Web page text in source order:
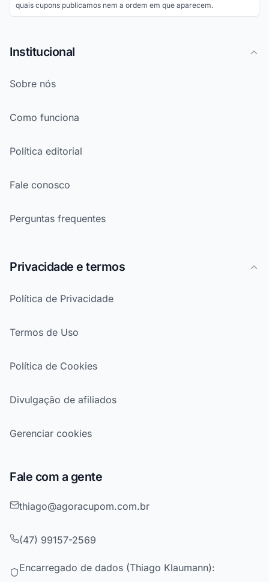
quais cupons publicamos nem a ordem em que aparecem.
Institucional
Sobre nós
Como funciona
Política editorial
Fale conosco
Perguntas frequentes
Privacidade e termos
Política de Privacidade
Termos de Uso
Política de Cookies
Divulgação de afiliados
Gerenciar cookies
Fale com a gente
thiago@agoracupom.com.br
(47) 99157-2569
Encarregado de dados (Thiago Klaumann):